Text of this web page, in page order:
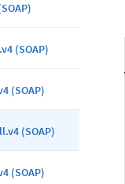
(SOAP)
(SOAP)
(SOAP)
(SOAP)